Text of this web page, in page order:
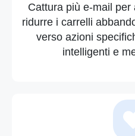
Cattura più e-mail
ridurre i carrelli
verso azioni
intelligenti e